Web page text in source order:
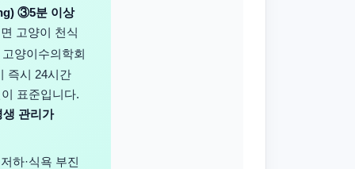
③5분 이상
고양이 천식
양이수의학회
즉시 24시간
표준입니다.
생 관리가
하·식욕 부진